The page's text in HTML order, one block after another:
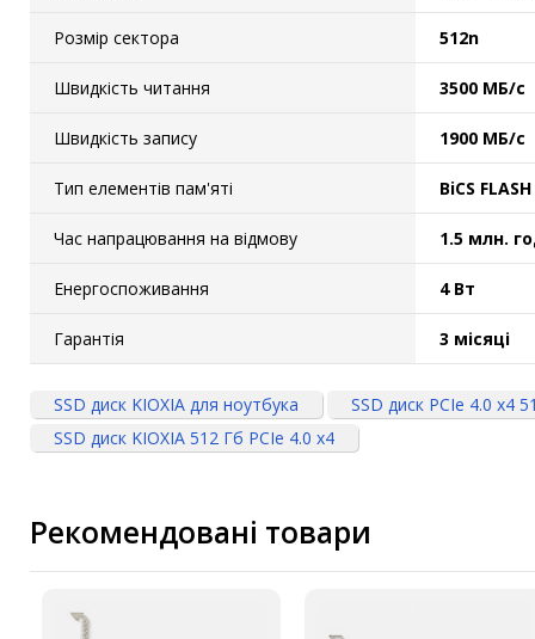
Розмір сектора 512n
Швидкість читання 3500 МБ/с
Швидкість запису 1900 МБ/с
Тип елементів пам'яті BiCS FLASH
Час напрацювання на відмову 1.5 млн.
Енергоспоживання 4 Вт
Гарантія 3 місяці
SSD диск KIOXIA для ноутбука
SSD диск PCIe 4.0 x4
SSD диск KIOXIA 512 Гб PCIe 4.0 x4
Рекомендовані товари